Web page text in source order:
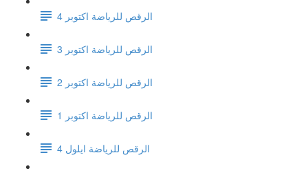
الرقص للرياضة اكتوبر 4
الرقص للرياضة اكتوبر 3
الرقص للرياضة اكتوبر 2
الرقص للرياضة اكتوبر 1
الرقص للرياضة ايلول 4